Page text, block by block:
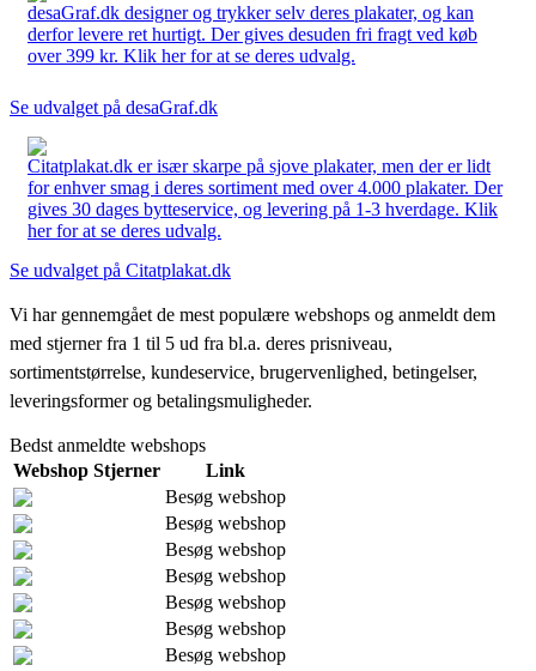
desaGraf.dk designer og trykker selv deres plakater, og kan
derfor levere ret hurtigt. Der gives desuden fri fragt ved køb
over 399 kr. Klik her for at se deres udvalg.
Se udvalget på desaGraf.dk
Citatplakat.dk er især skarpe på sjove plakater, men der er lidt
for enhver smag i deres sortiment med over 4.000 plakater. Der
gives 30 dages bytteservice, og levering på 1-3 hverdage. Klik
her for at se deres udvalg.
Se udvalget på Citatplakat.dk
Vi har gennemgået de mest populære webshops og anmeldt dem
med stjerner fra 1 til 5 ud fra bl.a. deres prisniveau,
sortimentstørrelse, kundeservice, brugervenlighed, betingelser,
leveringsformer og betalingsmuligheder.
Bedst anmeldte webshops
Webshop Stjerner
Link
Besøg webshop
Besøg webshop
Besøg webshop
Besøg webshop
Besøg webshop
Besøg webshop
Besøg webshop